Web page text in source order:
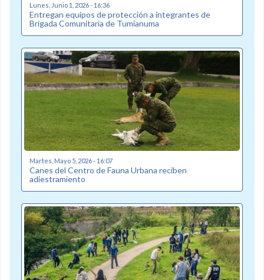
Lunes, Junio 1, 2026 - 16:36
Entregan equipos de protección a integrantes de
Brigada Comunitaria de Tumianuma
Martes, Mayo 5, 2026 - 16:07
Canes del Centro de Fauna Urbana reciben
adiestramiento